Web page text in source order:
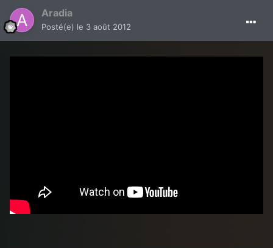
Aradia
Posté(e) le 3 août 2012